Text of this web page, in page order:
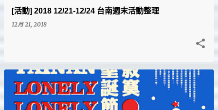
[活動] 2018 12/21-12/24 台南週末活動整理
12月 21, 2018